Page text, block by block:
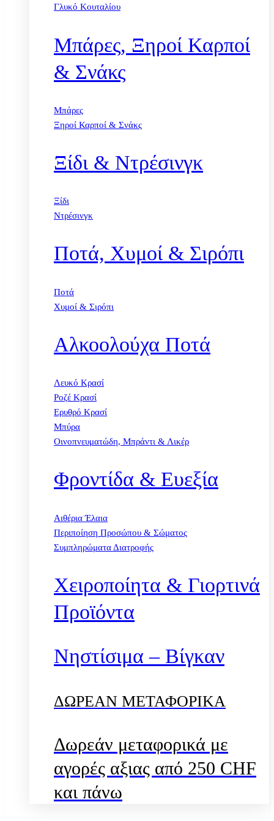
Γλυκό Κουταλίου
Μπάρες, Ξηροί Καρποί
& Σνάκς
Μπάρες
Ξηροί Καρποί & Σνάκς
Ξίδι & Ντρέσινγκ
Ξίδι
Ντρέσινγκ
Ποτά, Χυμοί & Σιρόπι
Ποτά
Χυμοί & Σιρόπι
Αλκοολούχα Ποτά
Λευκό Κρασί
Ροζέ Κρασί
Ερυθρό Κρασί
Μπύρα
Οινοπνευματώδη, Μπράντι & Λικέρ
Φροντίδα & Ευεξία
Αιθέρια Έλαια
Περιποίηση Προσώπου & Σώματος
Συμπληρώματα Διατροφής
Χειροποίητα & Γιορτινά
Προϊόντα
Νηστίσιμα – Βίγκαν
ΔΩΡΕΑΝ ΜΕΤΑΦΟΡΙΚΑ
Δωρεάν μεταφορικά με
αγορές αξιας από 250 CHF
και πάνω